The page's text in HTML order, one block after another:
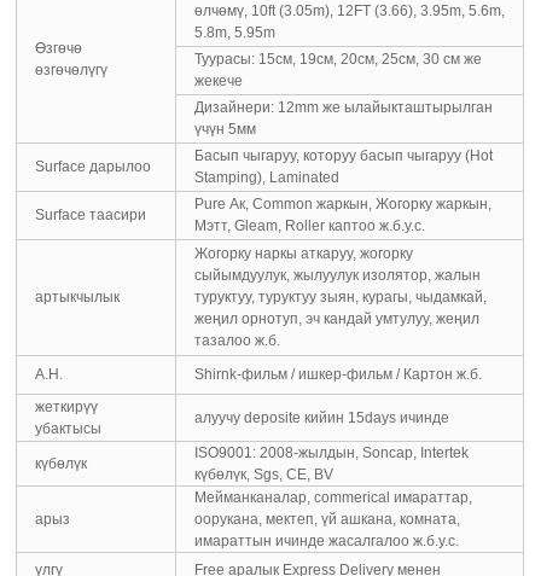
Өзгөчө
өзгөчөлүгү
өлчөмү, 10ft (3.05m), 12FT (3.66), 3.95m, 5.6m,
5.8m, 5.95m
Туурасы: 15см, 19см, 20см, 25см, 30 см же
жекече
Дизайнери: 12mm же ылайыкташтырылган
үчүн 5мм
Surface дарылоо
Басып чыгаруу, которуу басып чыгаруу (Hot
Stamping), Laminated
Surface таасири
Pure Ак, Common жаркын, Жогорку жаркын,
Мэтт, Gleam, Roller каптоо ж.б.у.с.
артыкчылык
Жогорку наркы аткаруу, жогорку
сыйымдуулук, жылуулук изолятор, жалын
туруктуу, туруктуу зыян, курагы, чыдамкай,
жеңил орнотуп, эч кандай умтулуу, жеңил
тазалоо ж.б.
А.Н.
Shirnk-фильм / ишкер-фильм / Картон ж.б.
жеткирүү
убактысы
алуучу deposite кийин 15days ичинде
күбөлүк
ISO9001: 2008-жылдын, Soncap, Intertek
күбөлүк, Sgs, CE, BV
арыз
Мейманканалар, commerical имараттар,
оорукана, мектеп, үй ашкана, комната,
имараттын ичинде жасалгалоо ж.б.у.с.
үлгү
Free аралык Express Delivery менен